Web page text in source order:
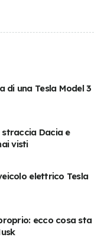
di una Tesla Model 3
Dacia e
visti
elettrico Tesla
ecco cosa sta